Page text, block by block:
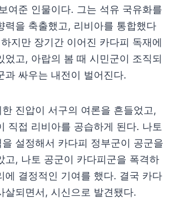
여준 인물이다. 그는 석유 국유화를
력을 축출했고, 리비아를 통합했다
지만 장기간 이어진 카다피 독재에
었고, 아랍의 봄 때 시민군이 조직되
과 싸우는 내전이 벌어진다.
진압이 서구의 여론을 흔들었고,
직접 리비아를 공습하게 된다. 나토
설정해서 카다피 정부군이 공군을
고, 나토 공군이 카다피군을 폭격하
에 결정적인 기여를 했다. 결국 카다
살되면서, 시신으로 발견됐다.